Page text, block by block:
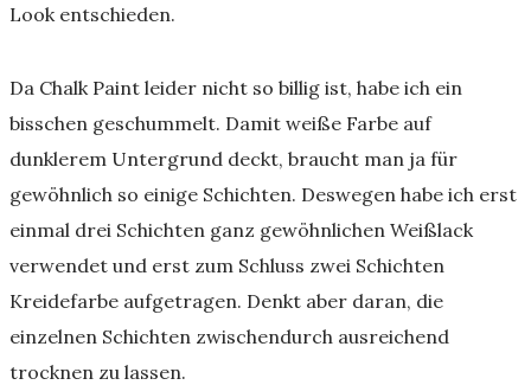
Look entschieden.
Da Chalk Paint leider nicht so billig ist, habe ich ein
bisschen geschummelt. Damit weiße Farbe auf
dunklerem Untergrund deckt, braucht man ja für
gewöhnlich so einige Schichten. Deswegen habe ich erst
einmal drei Schichten ganz gewöhnlichen Weißlack
verwendet und erst zum Schluss zwei Schichten
Kreidefarbe aufgetragen. Denkt aber daran, die
einzelnen Schichten zwischendurch ausreichend
trocknen zu lassen.